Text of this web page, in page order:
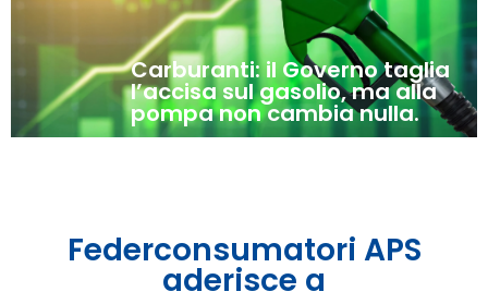
Carburanti: il Governo taglia
l’accisa sul gasolio, ma alla
pompa non cambia nulla.
Federconsumatori APS
aderisce a